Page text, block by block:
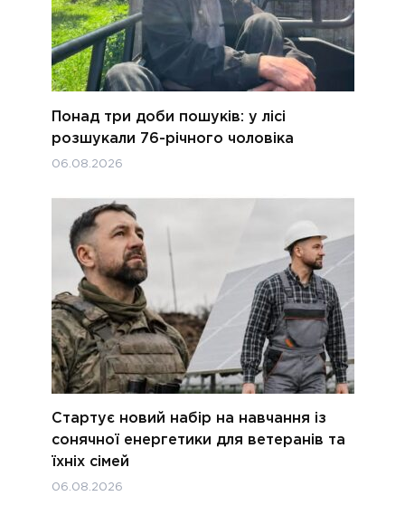
Понад три доби пошуків: у лісі
розшукали 76-річного чоловіка
06.08.2026
Стартує новий набір на навчання із
сонячної енергетики для ветеранів та
їхніх сімей
06.08.2026